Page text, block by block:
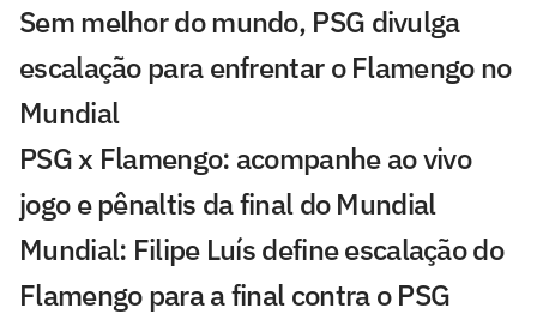
Sem melhor do mundo, PSG divulga
escalação para enfrentar o Flamengo no
Mundial
PSG x Flamengo: acompanhe ao vivo
jogo e pênaltis da final do Mundial
Mundial: Filipe Luís define escalação do
Flamengo para a final contra o PSG